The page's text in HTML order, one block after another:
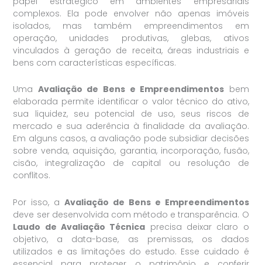
complexos. Ela pode envolver não apenas imóveis
isolados, mas também empreendimentos em
operação, unidades produtivas, glebas, ativos
vinculados à geração de receita, áreas industriais e
bens com características específicas.
Uma Avaliação de Bens e Empreendimentos bem
elaborada permite identificar o valor técnico do ativo,
sua liquidez, seu potencial de uso, seus riscos de
mercado e sua aderência à finalidade da avaliação.
Em alguns casos, a avaliação pode subsidiar decisões
sobre venda, aquisição, garantia, incorporação, fusão,
cisão, integralização de capital ou resolução de
conflitos.
Por isso, aAvaliação de Bens e Empreendimentos
deve ser desenvolvida com método e transparência. O
Laudo de Avaliação Técnica precisa deixar claro o
objetivo, a data-base, as premissas, os dados
utilizados e as limitações do estudo. Esse cuidado é